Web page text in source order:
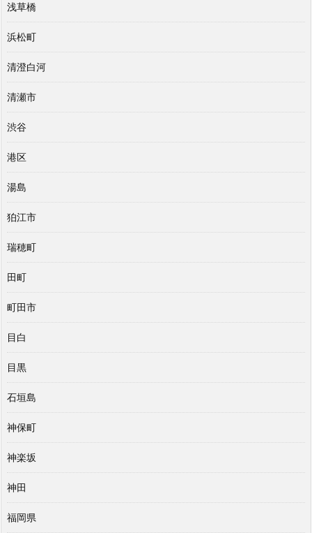
浅草橋
浜松町
清澄白河
清瀬市
渋谷
港区
湯島
狛江市
瑞穂町
田町
町田市
目白
目黒
石垣島
神保町
神楽坂
神田
福岡県